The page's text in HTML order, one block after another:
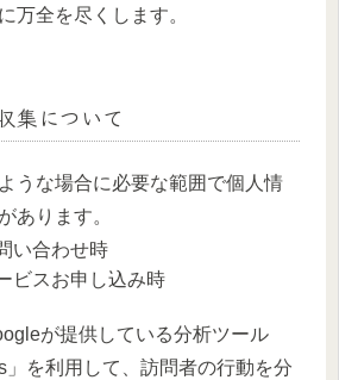
万全を尽くします。
集について
うな場合に必要な範囲で個人情
あります。
い合わせ時
ビスお申し込み時
が提供している分析ツール
」を利用して、訪問者の行動を分